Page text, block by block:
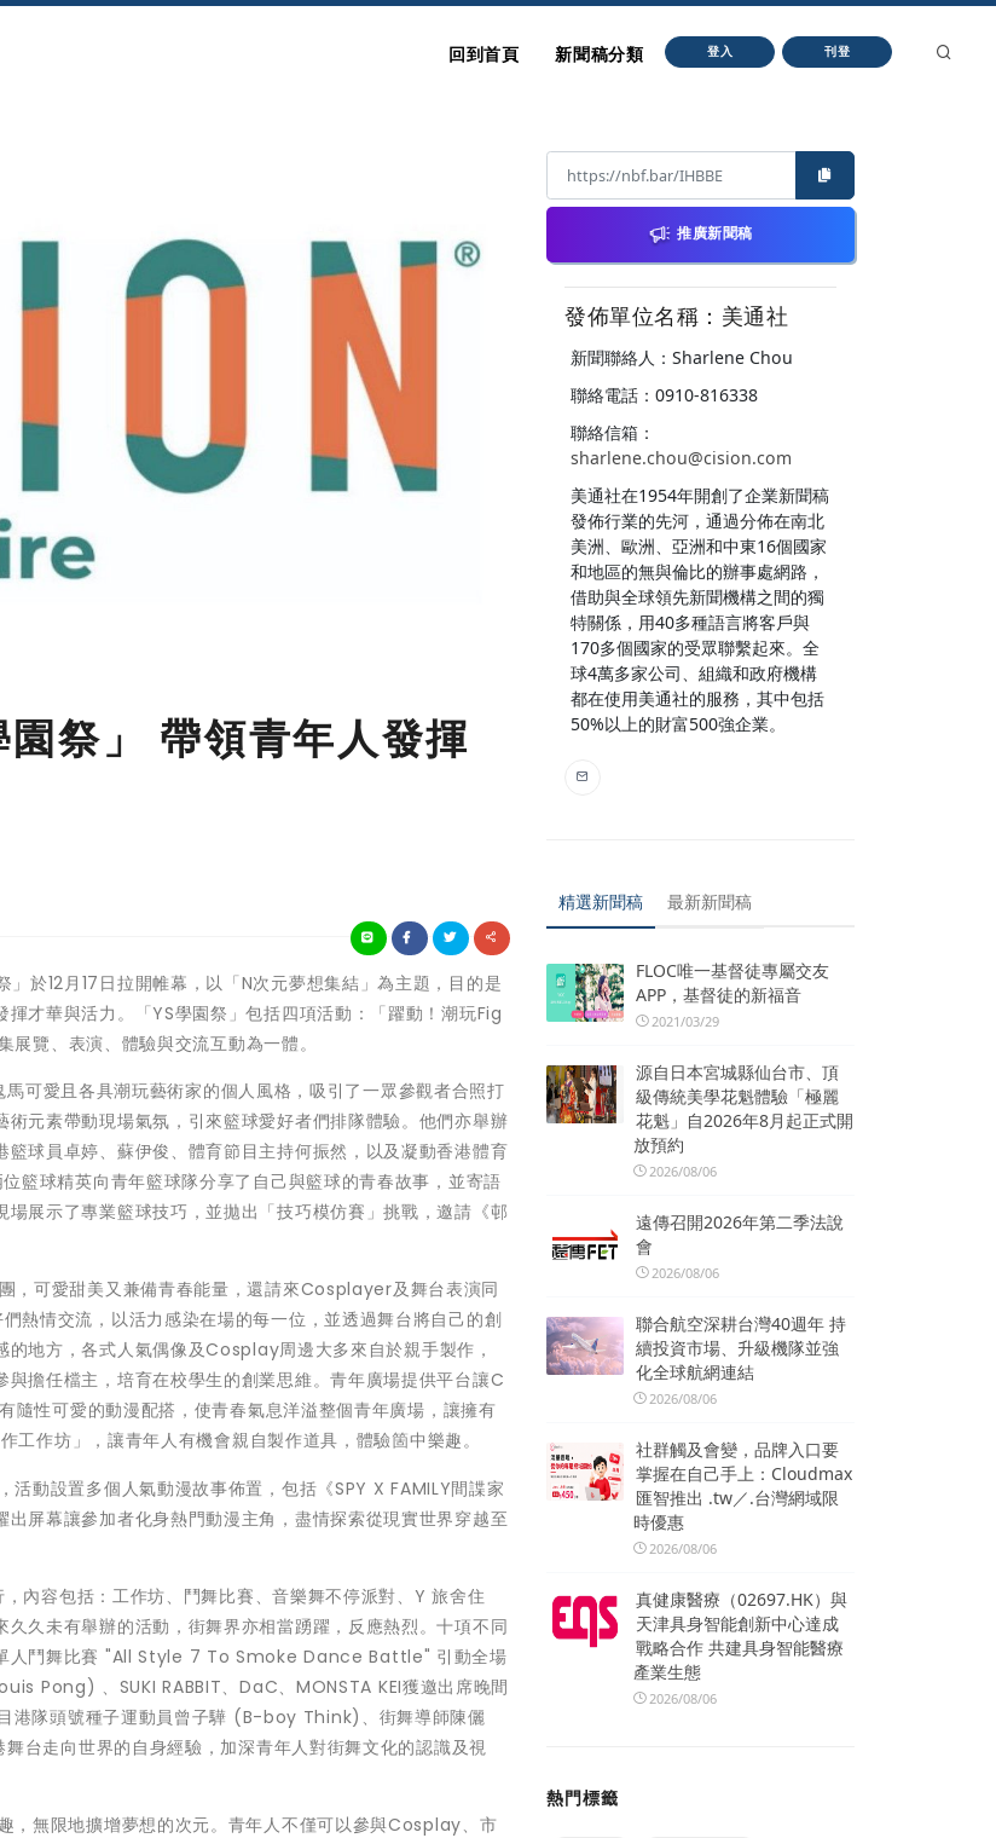
回到首頁 新聞稿分類 登入 刊登
祭」 帶領青年人發揮
於12月17日拉開帷幕，以「N次元夢想集結」為主題，目的是
才華與活力。「YS學園祭」包括四項活動：「躍動！潮玩Fig
覽、表演、體驗與交流互動為一體。
可愛且各具潮玩藝術家的個人風格，吸引了一眾參觀者合照打
元素帶動現場氣氛，引來籃球愛好者們排隊體驗。他們亦舉辦
球員卓婷、蘇伊俊、體育節目主持何振然，以及凝動香港體育
位籃球精英向青年籃球隊分享了自己與籃球的青春故事，並寄語
展示了專業籃球技巧，並拋出「技巧模仿賽」挑戰，邀請《邨
，可愛甜美又兼備青春能量，還請來Cosplayer及舞台表演同
熱情交流，以活力感染在場的每一位，並透過舞台將自己的創
地方，各式人氣偶像及Cosplay周邊大多來自於親手製作，
擔任檔主，培育在校學生的創業思維。青年廣場提供平台讓C
性可愛的動漫配搭，使青春氣息洋溢整個青年廣場，讓擁有
作坊」，讓青年人有機會親自製作道具，體驗箇中樂趣。
活動設置多個人氣動漫故事佈置，包括《SPY X FAMILY間諜家
屏幕讓參加者化身熱門動漫主角，盡情探索從現實世界穿越至
內容包括：工作坊、鬥舞比賽、音樂舞不停派對、Y 旅舍住
久未有舉辦的活動，街舞界亦相當踴躍，反應熱烈。十項不同
人鬥舞比賽 "All Style 7 To Smoke Dance Battle" 引動全場
Pong) 、SUKI RABBIT、DaC、MONSTA KEI獲邀出席晚間
港隊頭號種子運動員曾子驊 (B-boy Think)、街舞導師陳儷
台走向世界的自身經驗，加深青年人對街舞文化的認識及視
，無限地擴增夢想的次元。青年人不僅可以參與Cosplay、市
推廣新聞稿
發佈單位名稱：美通社
新聞聯絡人：Sharlene Chou
聯絡電話：0910-816338
聯絡信箱：
sharlene.chou@cision.com
美通社在1954年開創了企業新聞稿
發佈行業的先河，通過分佈在南北
美洲、歐洲、亞洲和中東16個國家
和地區的無與倫比的辦事處網路，
借助與全球領先新聞機構之間的獨
特關係，用40多種語言將客戶與
170多個國家的受眾聯繫起來。全
球4萬多家公司、組織和政府機構
都在使用美通社的服務，其中包括
50%以上的財富500強企業。
精選新聞稿 最新新聞稿
FLOC唯一基督徒專屬交友
APP，基督徒的新福音
2021/03/29
源自日本宮城縣仙台市、頂
級傳統美學花魁體驗「極麗
花魁」自2026年8月起正式開
放預約
2026/08/06
遠傳召開2026年第二季法說
會
2026/08/06
聯合航空深耕台灣40週年 持
續投資市場、升級機隊並強
化全球航網連結
2026/08/06
社群觸及會變，品牌入口要
掌握在自己手上：Cloudmax
匯智推出 .tw／.台灣網域限
時優惠
2026/08/06
真健康醫療（02697.HK）與
天津具身智能創新中心達成
戰略合作 共建具身智能醫療
產業生態
2026/08/06
熱門標籤